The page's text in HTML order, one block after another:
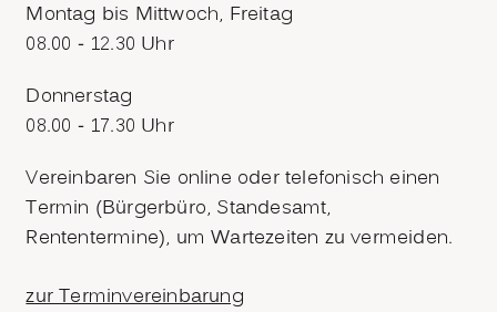
Montag bis Mittwoch, Freitag
08.00 - 12.30 Uhr
Donnerstag
08.00 - 17.30 Uhr
Vereinbaren Sie online oder telefonisch einen
Termin (Bürgerbüro, Standesamt,
Rententermine), um Wartezeiten zu vermeiden.
zur Terminvereinbarung